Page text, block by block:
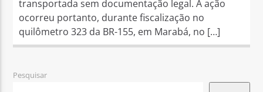
transportada sem documentação legal. A ação
ocorreu portanto, durante fiscalização no
quilômetro 323 da BR-155, em Marabá, no […]
Pesquisar